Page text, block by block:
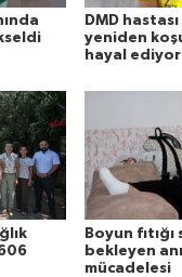
DMD
yeniden
hayal ediyor
Boyun fıtığı
bekleyen
mücadelesi